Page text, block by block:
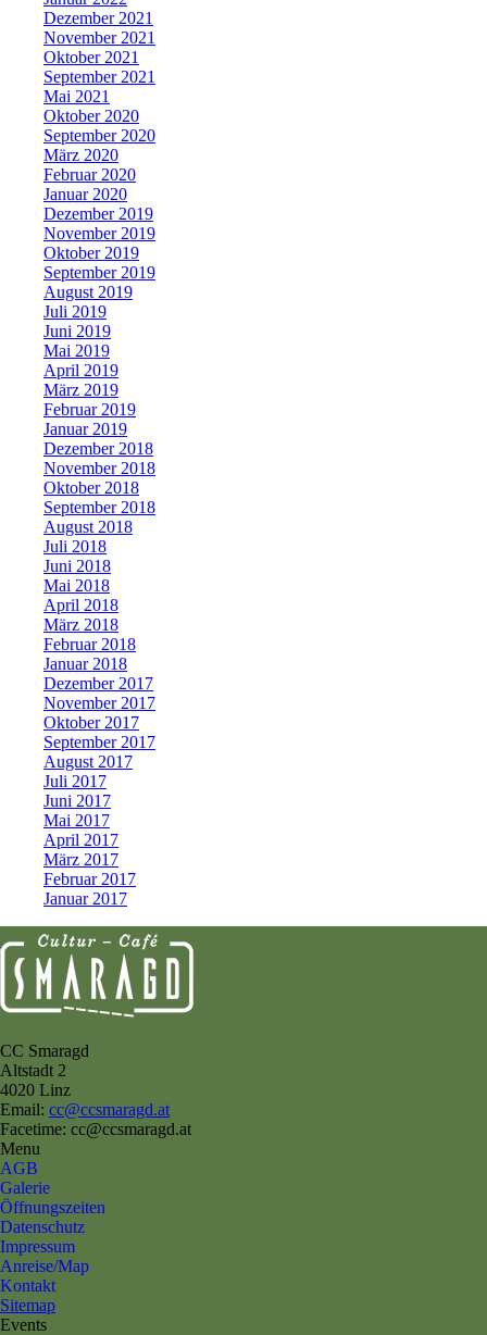
Dezember 2021
November 2021
Oktober 2021
September 2021
Mai 2021
Oktober 2020
September 2020
März 2020
Februar 2020
Januar 2020
Dezember 2019
November 2019
Oktober 2019
September 2019
August 2019
Juli 2019
Juni 2019
Mai 2019
April 2019
März 2019
Februar 2019
Januar 2019
Dezember 2018
November 2018
Oktober 2018
September 2018
August 2018
Juli 2018
Juni 2018
Mai 2018
April 2018
März 2018
Februar 2018
Januar 2018
Dezember 2017
November 2017
Oktober 2017
September 2017
August 2017
Juli 2017
Juni 2017
Mai 2017
April 2017
März 2017
Februar 2017
Januar 2017
CC Smaragd
Altstadt 2
4020 Linz
Email: cc@ccsmaragd.at
Facetime: cc@ccsmaragd.at
Menu
AGB
Galerie
Öffnungszeiten
Datenschutz
Impressum
Anreise/Map
Kontakt
Sitemap
Events